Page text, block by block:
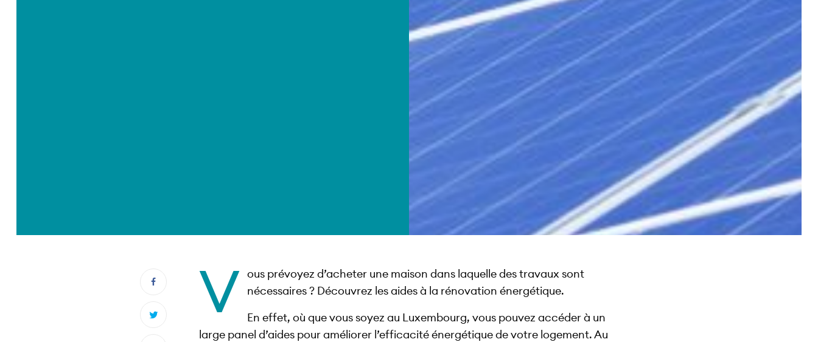
V ous prévoyez d’acheter une maison dans laquelle des travaux sont
nécessaires ? Découvrez les aides à la rénovation énergétique.
En effet, où que vous soyez au Luxembourg, vous pouvez accéder à un
large panel d’aides pour améliorer l’efficacité énergétique de votre logement. Au